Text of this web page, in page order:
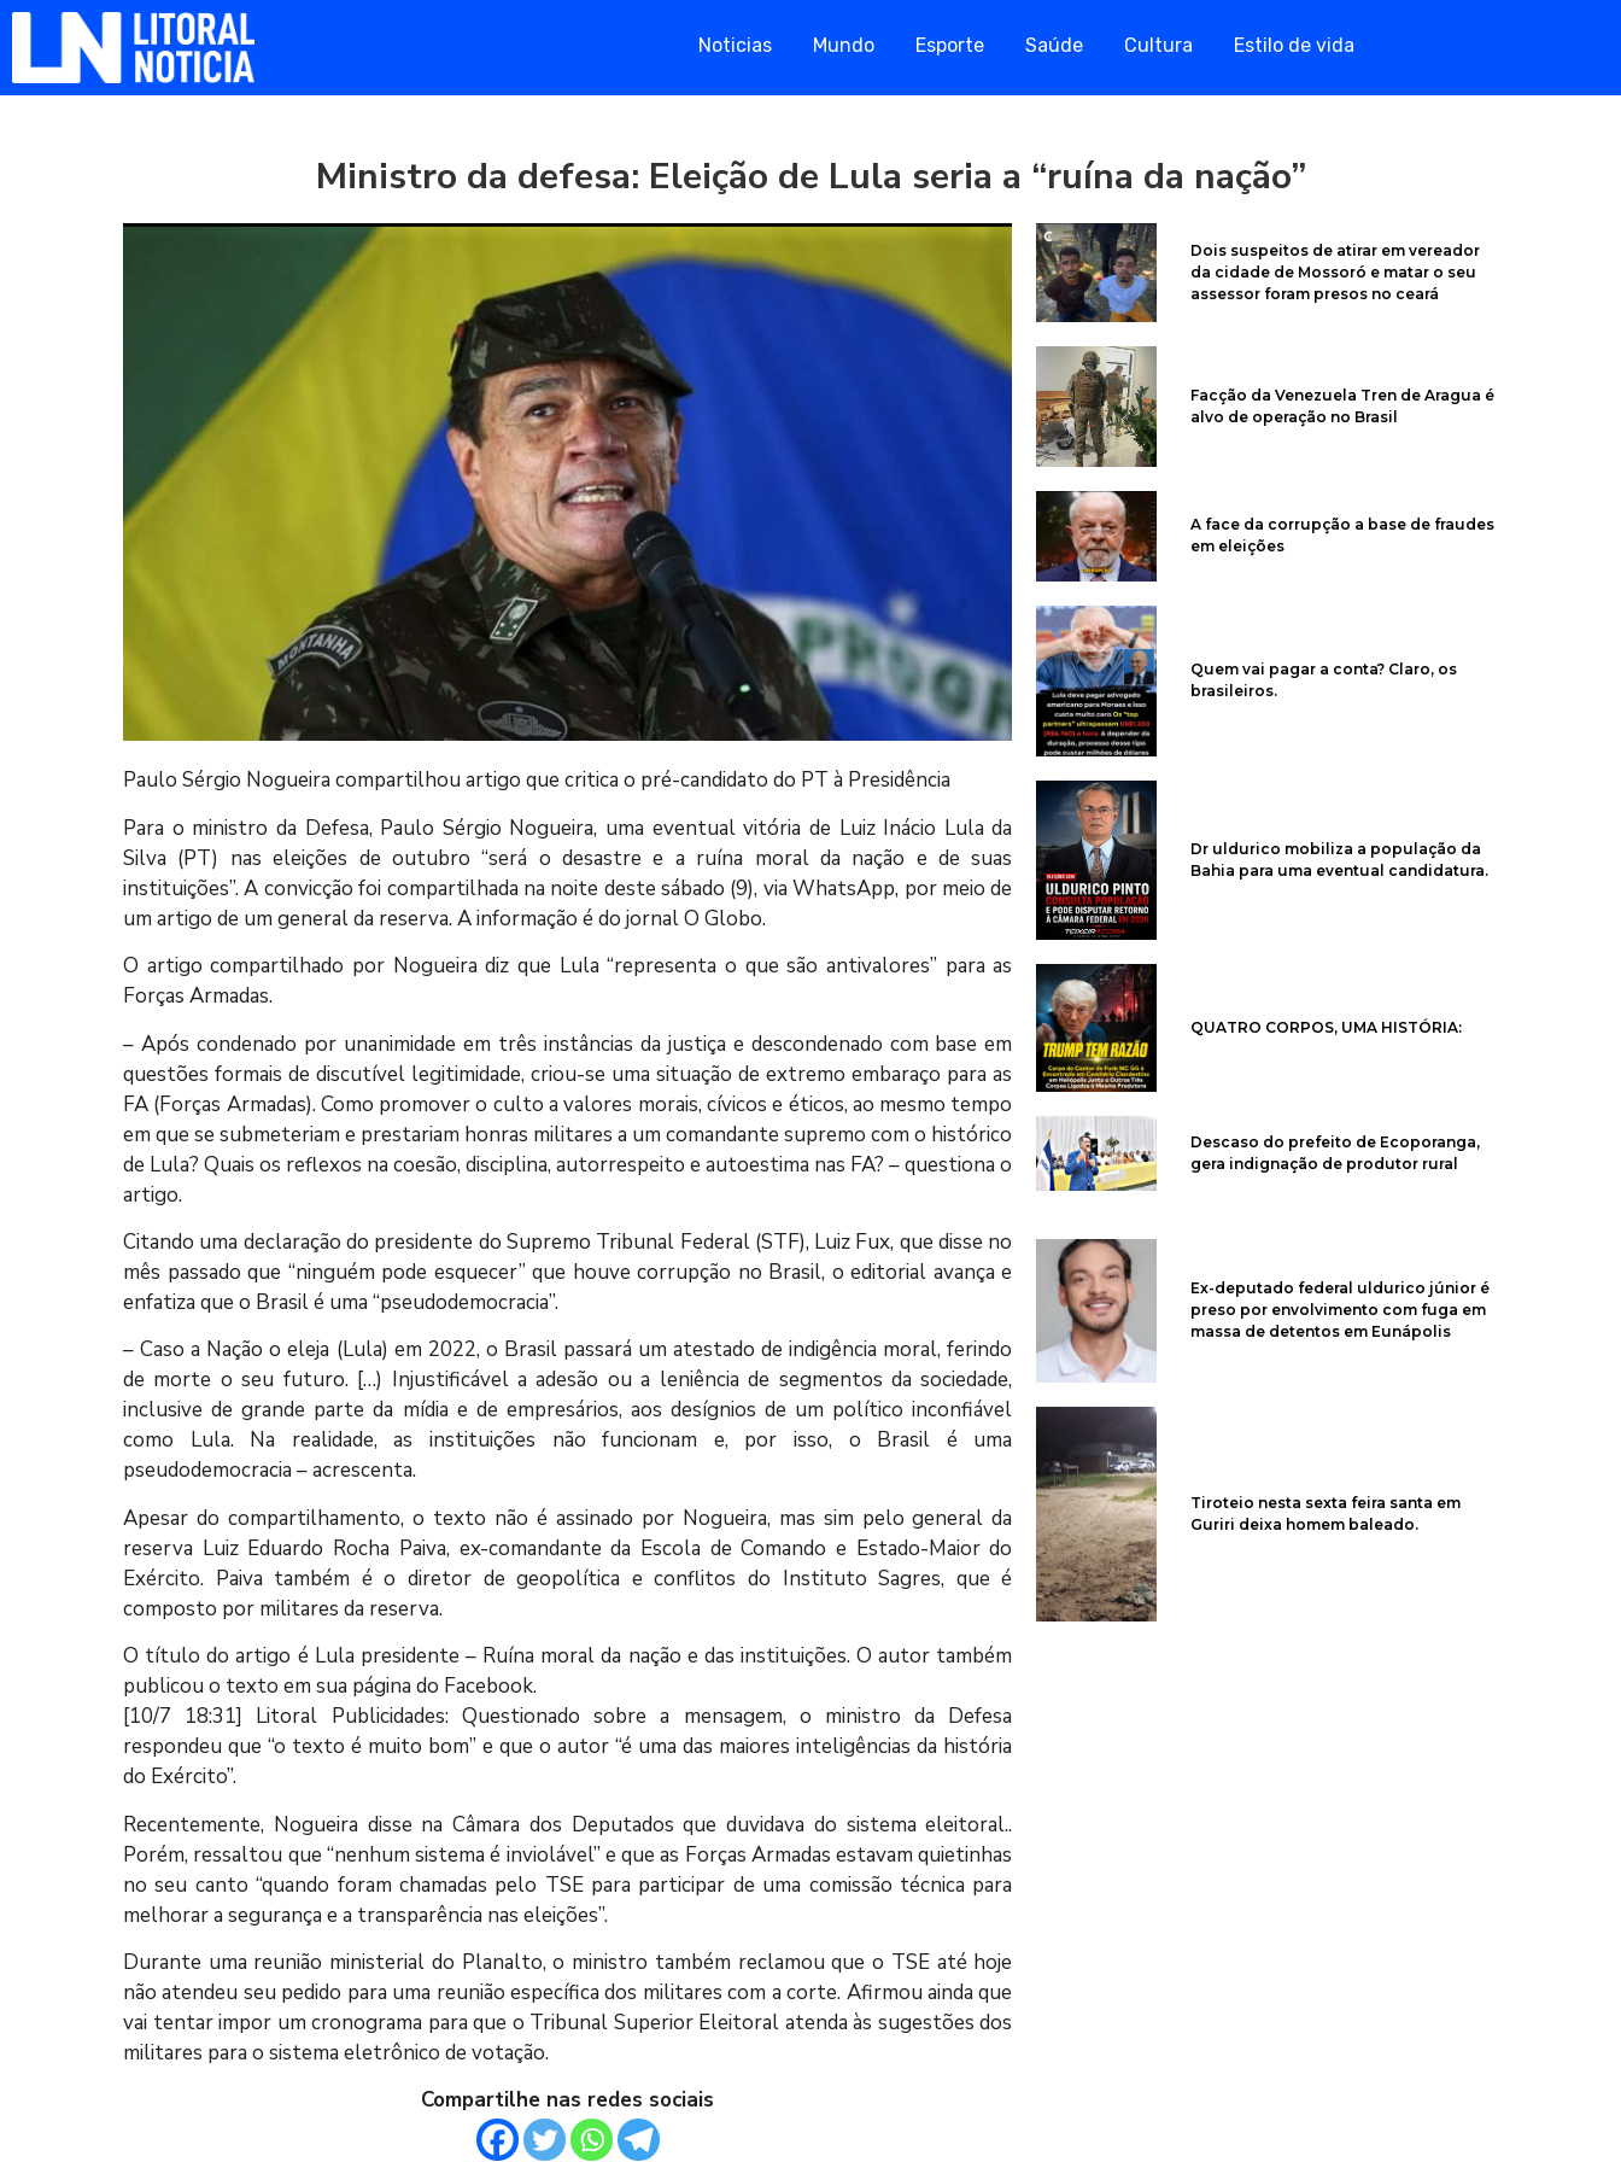
Noticias Mundo Esporte Saúde Cultura Estilo de vida
Ministro da defesa: Eleição de Lula seria a “ruína da nação”
Paulo Sérgio Nogueira compartilhou artigo que critica o pré-candidato do PT à Presidência
Para o ministro da Defesa, Paulo Sérgio Nogueira, uma eventual vitória de Luiz Inácio Lula da
Silva (PT) nas eleições de outubro “será o desastre e a ruína moral da nação e de suas
instituições”. A convicção foi compartilhada na noite deste sábado (9), via WhatsApp, por meio de
um artigo de um general da reserva. A informação é do jornal O Globo.
O artigo compartilhado por Nogueira diz que Lula “representa o que são antivalores” para as
Forças Armadas.
– Após condenado por unanimidade em três instâncias da justiça e descondenado com base em
questões formais de discutível legitimidade, criou-se uma situação de extremo embaraço para as
FA (Forças Armadas). Como promover o culto a valores morais, cívicos e éticos, ao mesmo tempo
em que se submeteriam e prestariam honras militares a um comandante supremo com o histórico
de Lula? Quais os reflexos na coesão, disciplina, autorrespeito e autoestima nas FA? – questiona o
artigo.
Citando uma declaração do presidente do Supremo Tribunal Federal (STF), Luiz Fux, que disse no
mês passado que “ninguém pode esquecer” que houve corrupção no Brasil, o editorial avança e
enfatiza que o Brasil é uma “pseudodemocracia”.
– Caso a Nação o eleja (Lula) em 2022, o Brasil passará um atestado de indigência moral, ferindo
de morte o seu futuro. […) Injustificável a adesão ou a leniência de segmentos da sociedade,
inclusive de grande parte da mídia e de empresários, aos desígnios de um político inconfiável
como Lula. Na realidade, as instituições não funcionam e, por isso, o Brasil é uma
pseudodemocracia – acrescenta.
Apesar do compartilhamento, o texto não é assinado por Nogueira, mas sim pelo general da
reserva Luiz Eduardo Rocha Paiva, ex-comandante da Escola de Comando e Estado-Maior do
Exército. Paiva também é o diretor de geopolítica e conflitos do Instituto Sagres, que é
composto por militares da reserva.
O título do artigo é Lula presidente – Ruína moral da nação e das instituições. O autor também
publicou o texto em sua página do Facebook.
[10/7 18:31] Litoral Publicidades: Questionado sobre a mensagem, o ministro da Defesa
respondeu que “o texto é muito bom” e que o autor “é uma das maiores inteligências da história
do Exército”.
Recentemente, Nogueira disse na Câmara dos Deputados que duvidava do sistema eleitoral..
Porém, ressaltou que “nenhum sistema é inviolável” e que as Forças Armadas estavam quietinhas
no seu canto “quando foram chamadas pelo TSE para participar de uma comissão técnica para
melhorar a segurança e a transparência nas eleições”.
Durante uma reunião ministerial do Planalto, o ministro também reclamou que o TSE até hoje
não atendeu seu pedido para uma reunião específica dos militares com a corte. Afirmou ainda que
vai tentar impor um cronograma para que o Tribunal Superior Eleitoral atenda às sugestões dos
militares para o sistema eletrônico de votação.
Compartilhe nas redes sociais
Dois suspeitos de atirar em vereador
da cidade de Mossoró e matar o seu
assessor foram presos no ceará
Facção da Venezuela Tren de Aragua é
alvo de operação no Brasil
A face da corrupção a base de fraudes
em eleições
Quem vai pagar a conta? Claro, os
brasileiros.
Dr uldurico mobiliza a população da
Bahia para uma eventual candidatura.
QUATRO CORPOS, UMA HISTÓRIA:
Descaso do prefeito de Ecoporanga,
gera indignação de produtor rural
Ex-deputado federal uldurico júnior é
preso por envolvimento com fuga em
massa de detentos em Eunápolis
Tiroteio nesta sexta feira santa em
Guriri deixa homem baleado.